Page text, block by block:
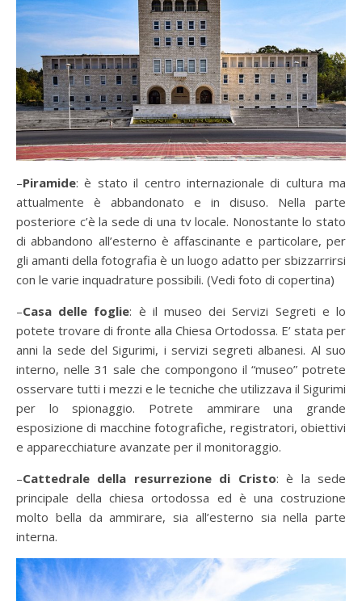
–Piramide: è stato il centro internazionale di cultura ma
attualmente è abbandonato e in disuso. Nella parte
posteriore c’è la sede di una tv locale. Nonostante lo stato
di abbandono all’esterno è affascinante e particolare, per
gli amanti della fotografia è un luogo adatto per sbizzarrirsi
con le varie inquadrature possibili. (Vedi foto di copertina)
–Casa delle foglie: è il museo dei Servizi Segreti e lo
potete trovare di fronte alla Chiesa Ortodossa. E’ stata per
anni la sede del Sigurimi, i servizi segreti albanesi. Al suo
interno, nelle 31 sale che compongono il “museo” potrete
osservare tutti i mezzi e le tecniche che utilizzava il Sigurimi
per lo spionaggio. Potrete ammirare una grande
esposizione di macchine fotografiche, registratori, obiettivi
e apparecchiature avanzate per il monitoraggio.
–Cattedrale della resurrezione di Cristo: è la sede
principale della chiesa ortodossa ed è una costruzione
molto bella da ammirare, sia all’esterno sia nella parte
interna.